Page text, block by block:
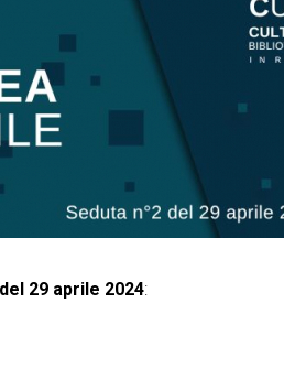
29 aprile 2024: